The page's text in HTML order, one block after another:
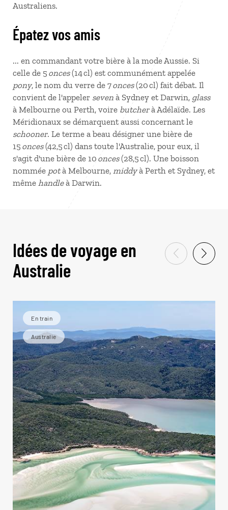
Australiens.
Épatez vos amis
... en commandant votre bière à la mode Aussie. Si
celle de 5 onces(14 cl) est communément appelée
pony, le nom du verre de 7onces(20 cl) fait débat. Il
convient de l'appeler seven à Sydney et Darwin, glass
à Melbourne ou Perth, voire butcherà Adélaïde. Les
Méridionaux se démarquent aussi concernant le
schooner. Le terme a beau désigner une bière de
15 onces(42,5 cl) dans toute l'Australie, pour eux, il
s'agit d'une bière de 10 onces(28,5 cl). Une boisson
nommée potà Melbourne, middyà Perth et Sydney, et
même handleà Darwin.
Idées de voyage en
Australie
En train
Australie